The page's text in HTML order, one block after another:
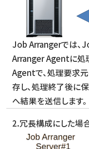
Job Arrangerでは、
Arranger Agentに処
Agentで、処理要求
存し、処理終了後に
へ結果を送信します。
2.冗長構成にした場